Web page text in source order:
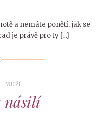
a nemáte ponětí, jak se
je právě pro ty […]
MUŽI
násilí